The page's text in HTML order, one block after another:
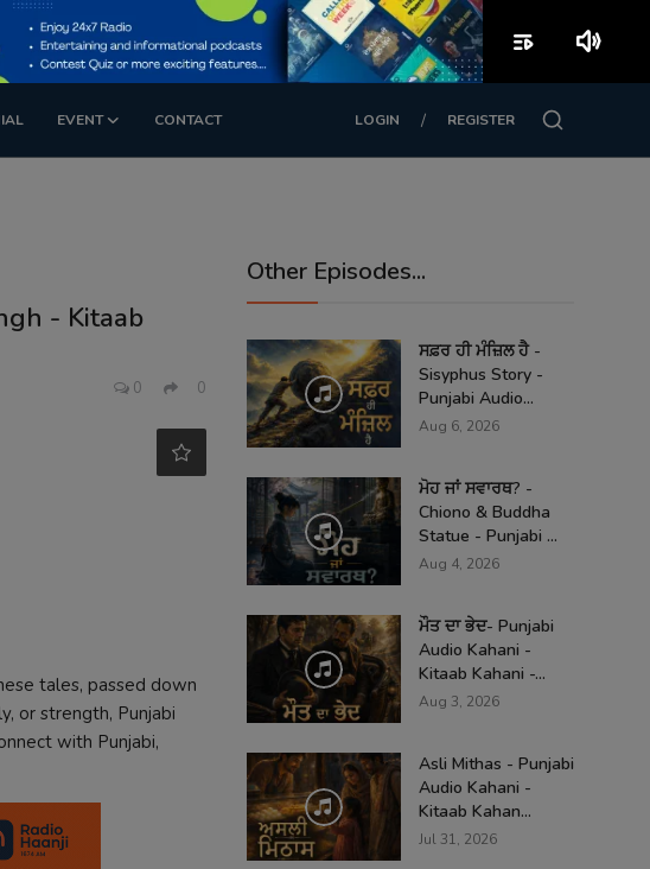
EVENT CONTACT LOGIN / REGISTER
- Kitaab
0 0
tales, passed down
or strength, Punjabi
with Punjabi,
Other Episodes...
ਸਫ਼ਰ ਹੀ ਮੰਜ਼ਿਲ ਹੈ -
Sisyphus Story -
Punjabi Audio...
Aug 6, 2026
ਮੋਹ ਜਾਂ ਸਵਾਰਥ? -
Chiono & Buddha
Statue - Punjabi ...
Aug 4, 2026
ਮੌਤ ਦਾ ਭੇਦ- Punjabi
Audio Kahani -
Kitaab Kahani -...
Aug 3, 2026
Asli Mithas - Punjabi
Audio Kahani -
Kitaab Kahan...
Jul 31, 2026
playlist_play volume_up